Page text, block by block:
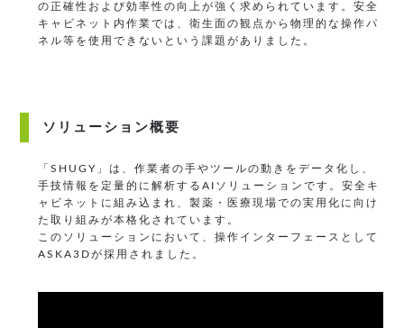
の正確性および効率性の向上が強く求められています。安全
キャビネット内作業では、衛生面の観点から物理的な操作パ
ネル等を使用できないという課題がありました。
ソリューション概要
「SHUGY」は、作業者の手やツールの動きをデータ化し、
手技情報を定量的に解析するAIソリューションです。安全キ
ャビネットに組み込まれ、製薬・医療現場での実用化に向け
た取り組みが本格化されています。
このソリューションにおいて、操作インターフェースとして
ASKA3Dが採用されました。